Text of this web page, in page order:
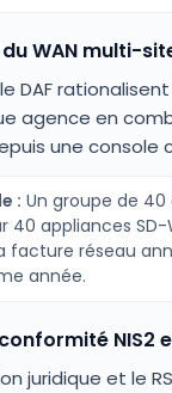
WAN multi-
DAF
agence en
une console
: Un groupe de
40 appliances
facture réseau
année.
NIS2
juridique et le